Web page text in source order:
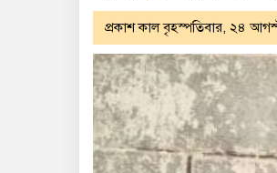
প্রকাশ কাল বৃহস্পতিবার, ২৪